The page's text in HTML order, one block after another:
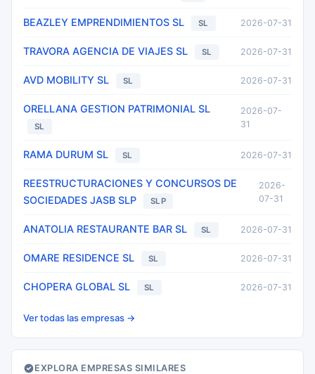
BEAZLEY EMPRENDIMIENTOS SL SL 2026-07-31
TRAVORA AGENCIA DE VIAJES SL SL 2026-07-31
AVD MOBILITY SL SL 2026-07-31
ORELLANA GESTION PATRIMONIAL SL
SL
2026-07-
31
RAMA DURUM SL SL 2026-07-31
REESTRUCTURACIONES Y CONCURSOS DE
SOCIEDADES JASB SLP
SLP
2026-
07-31
ANATOLIA RESTAURANTE BAR SL SL 2026-07-31
OMARE RESIDENCE SL SL 2026-07-31
CHOPERA GLOBAL SL SL 2026-07-31
Ver todas las empresas →
EXPLORA EMPRESAS SIMILARES